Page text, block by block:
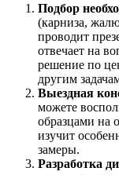
Подбор
(карниза,
проводит
отвечает на
решение по
другим
Выездная
можете
образцами на
изучит
замеры.
Разработка